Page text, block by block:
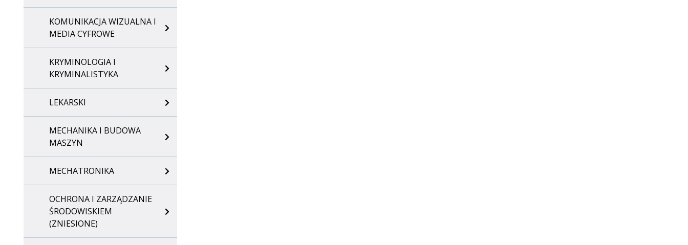
KOMUNIKACJA WIZUALNA I
MEDIA CYFROWE
KRYMINOLOGIA I
KRYMINALISTYKA
LEKARSKI
MECHANIKA I BUDOWA
MASZYN
MECHATRONIKA
OCHRONA I ZARZĄDZANIE
ŚRODOWISKIEM
(ZNIESIONE)